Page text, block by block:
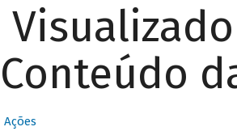
Conteúdo
Ações